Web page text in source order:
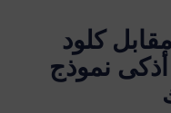
كلود أوبوس 4.6 مقابل كلود
هو أذكى نموذج